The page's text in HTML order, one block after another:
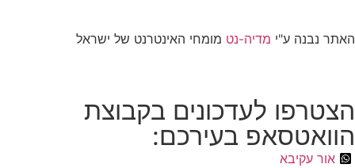
ע"ימדיה-נטמומחי האינטרנט של ישראל
לעדכונים בקבוצת
בעירכם:
עקיבא